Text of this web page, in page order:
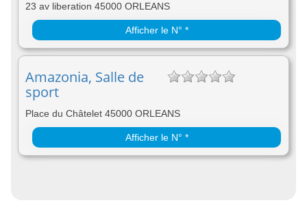
23 av liberation 45000 ORLEANS
Afficher le N° *
Amazonia, Salle de
sport
Place du Châtelet 45000 ORLEANS
Afficher le N° *